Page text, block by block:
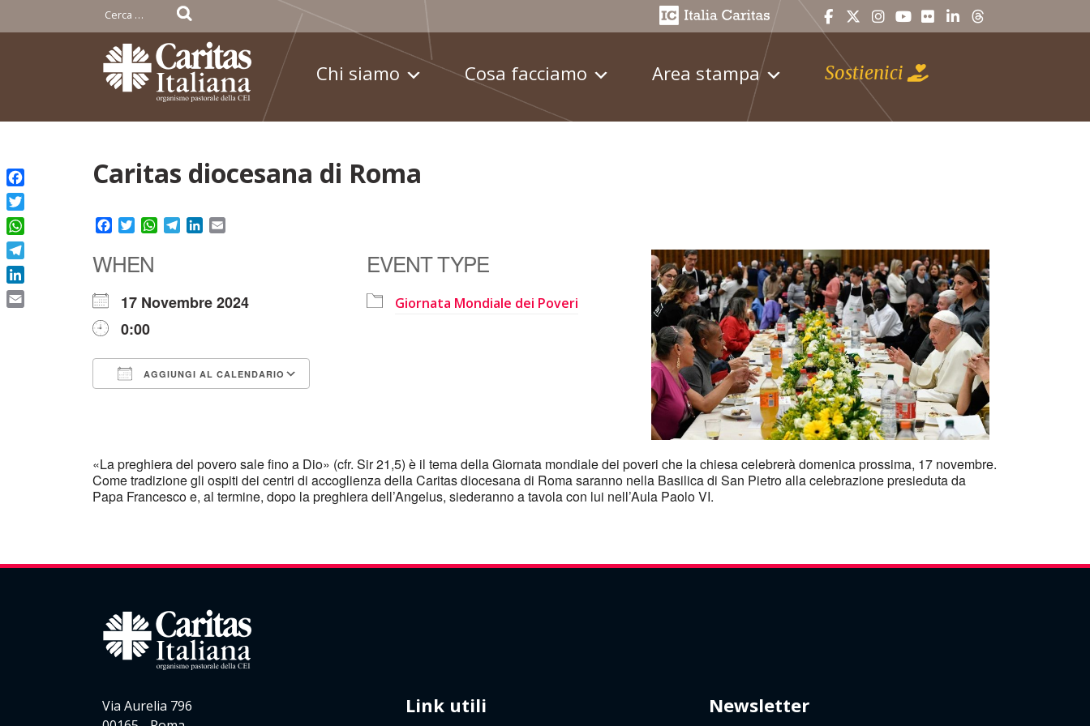
Skip
to
content
Ricerca
per:
Chi siamo Cosa facciamo Area stampa Sostienici
Caritas diocesana di Roma
Facebook
TwitterWhatsApp
TelegramLinkedIn
WHEN
17 Novembre 2024
0:00
AGGIUNGI AL CALENDARIO
Office 365 Outlook Live
EVENT TYPE
Giornata Mondiale dei Poveri
«La preghiera del povero sale fino a Dio» (cfr. Sir 21,5) è il tema della Giornata mondiale dei poveri che la chiesa celebrerà domenica prossima, 17 novembre.
Come tradizione gli ospiti dei centri di accoglienza della Caritas diocesana di Roma saranno nella Basilica di San Pietro alla celebrazione presieduta da
Papa Francesco e, al termine, dopo la preghiera dell’Angelus, siederanno a tavola con lui nell’Aula Paolo VI.
Via Aurelia 796
Link utili Newsletter
Facebook
Twitter
WhatsApp
Telegram
LinkedIn